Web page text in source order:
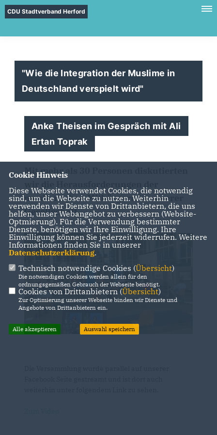
CDU Stadtverband Herford
"Wie die Integration der Muslime in
Deutschland verspielt wird"
Anke Theisen im Gespräch mit Ali
Ertan Toprak
Mit mehr als 30 Personen diskutierten
muslimischen Mitbürgern in unserer
Gesellschaft.
Cookie Hinweis
Diese Webseite verwendet Cookies, die notwendig
sind, um die Webseite zu nutzen. Weiterhin
verwenden wir Dienste von Drittanbietern, die uns
helfen, unser Webangebot zu verbessern (Website-
Optmierung). Für die Verwendung bestimmter
Dienste, benötigen wir Ihre Einwilligung. Ihre
Einwilligung können Sie jederzeit widerrufen. Weitere
Informationen finden Sie in unserer
Datenschutzerklärung.
Technisch notwendige Cookies (Übersicht)
Die notwendigen Cookies werden allein für den
ordnungsgemäßen Gebrauch der Webseite benötigt.
Cookies von Drittanbietern (Übersicht)
Zur Optimierung unserer Webseite binden wir Dienste und
Angebote von Drittanbietern ein.
Alle akzeptieren Auswahl speichern